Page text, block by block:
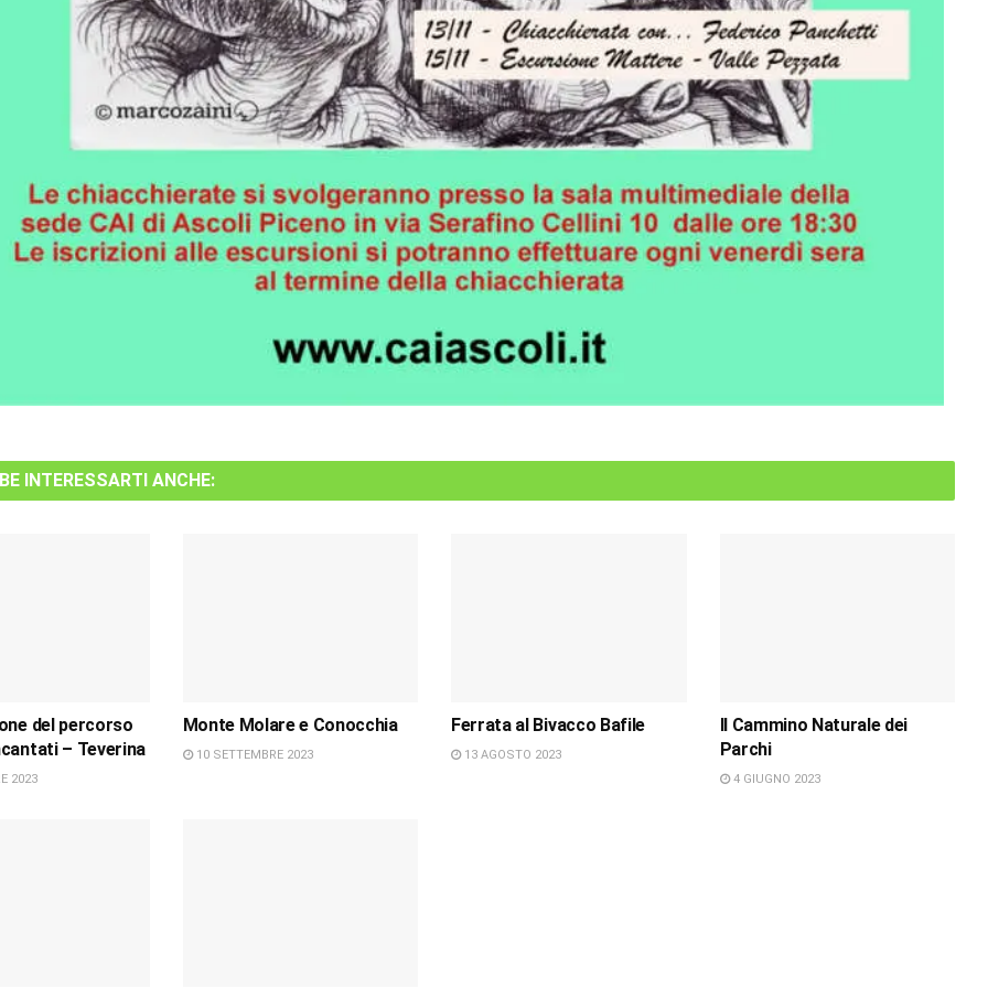
INTERESSARTI ANCHE:
del percorso
– Teverina
2023
Monte Molare e Conocchia
10 SETTEMBRE 2023
Ferrata al Bivacco Bafile
13 AGOSTO 2023
Il Cammino Naturale dei
Parchi
4 GIUGNO 2023